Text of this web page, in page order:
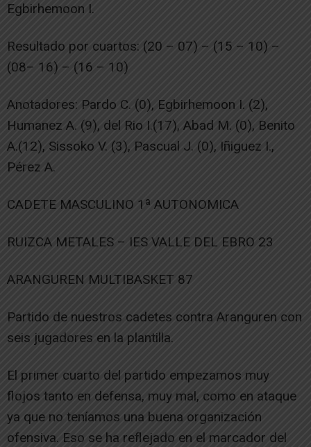
Egbirhemoon I.
Resultado por cuartos: (20 – 07) – (15 – 10) –
(08– 16) – (16 – 10)
Anotadores: Pardo C. (0), Egbirhemoon I. (2),
Humanez A. (9), del Rio I.(17), Abad M. (0), Benito
A.(12), Sissoko V. (3), Pascual J. (0), Iñiguez I.,
Pérez A.
CADETE MASCULINO 1ª AUTONOMICA
RUIZCA METALES – IES VALLE DEL EBRO 23
ARANGUREN MULTIBASKET 87
Partido de nuestros cadetes contra Aranguren con
seis jugadores en la plantilla.
El primer cuarto del partido empezamos muy
flojos tanto en defensa, muy mal, como en ataque
ya que no teníamos una buena organización
ofensiva. Eso se ha reflejado en el marcador del